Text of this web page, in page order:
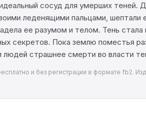
сосуд для умерших теней.
леденящими пальцами,
ее разумом и телом. Тень
секретов. Пока землю поместья
людей страшнее смерти во власти
и без регистрации в формате fb2.